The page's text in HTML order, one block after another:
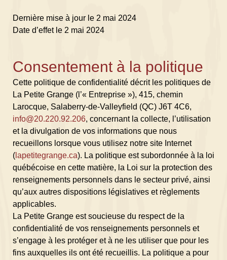
Dernière mise à jour le 2 mai 2024
Date d’effet le 2 mai 2024
Consentement à la politique
Cette politique de confidentialité décrit les politiques de
La Petite Grange (l’« Entreprise »), 415, chemin
Larocque, Salaberry-de-Valleyfield (QC) J6T 4C6,
info@20.220.92.206, concernant la collecte, l’utilisation
et la divulgation de vos informations que nous
recueillons lorsque vous utilisez notre site Internet
( lapetitegrange.ca). La politique est subordonnée à la loi
québécoise en cette matière, la Loi sur la protection des
renseignements personnels dans le secteur privé, ainsi
qu’aux autres dispositions législatives et règlements
applicables.
La Petite Grange est soucieuse du respect de la
confidentialité de vos renseignements personnels et
s’engage à les protéger et à ne les utiliser que pour les
fins auxquelles ils ont été recueillis. La politique a pour